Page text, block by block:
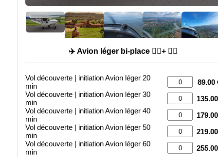
✈️ Avion léger bi-place 🙍‍♂️+ 🧑‍✈️
Vol découverte | initiation Avion léger 20
min
89.00
Vol découverte | initiation Avion léger 30
min
Vol découverte | initiation Avion léger 40
min
Vol découverte | initiation Avion léger 50
min
Vol découverte | initiation Avion léger 60
min